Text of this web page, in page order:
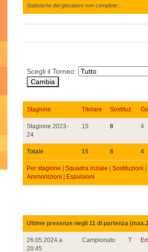
Statistiche del giocatore non complete...
Scegli il Torneo:
Stagione Titolare Sostituz. Gol
Stagione 2023-
24
15 8 4
Totale 15 8 4
Per stagione Squadra inziale Sostituzioni
Ammonizioni
Espulsioni
Ultime presenze negli 11 di partenza
26.05.2024 a
20:45
Campionato T